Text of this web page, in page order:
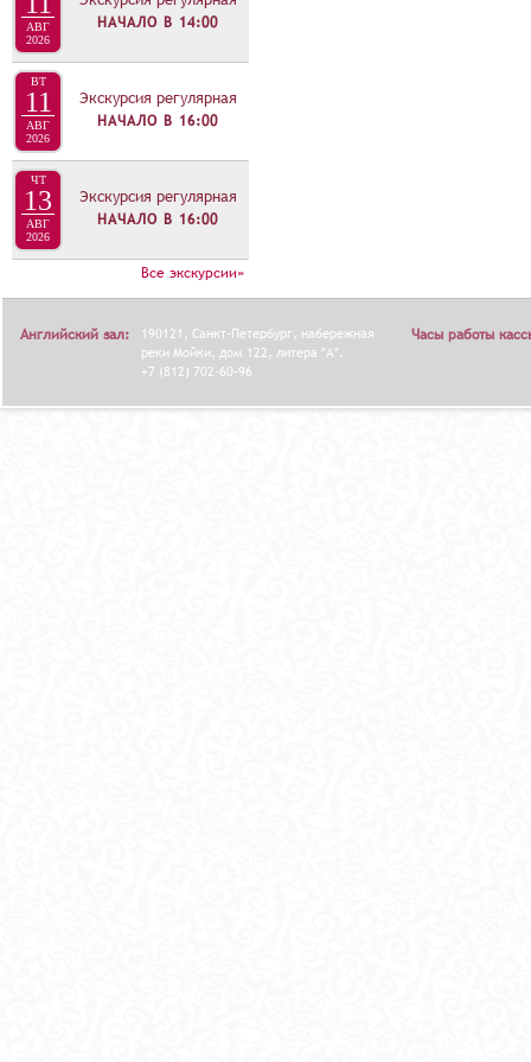
АВГ
2026
НАЧАЛО В 14:00
ВТ
11
АВГ
2026
Экскурсия регулярная
НАЧАЛО В 16:00
ЧТ
13
АВГ
2026
Экскурсия регулярная
НАЧАЛО В 16:00
Все экскурсии»
Английский зал:
190121, Санкт-Петербург, набережная
реки Мойки, дом 122, литера "А".
+7 (812) 702-60-96
Часы работы